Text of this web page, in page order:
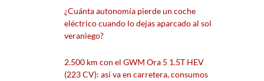
¿Cuánta autonomía pierde un coche
eléctrico cuando lo dejas aparcado al sol
veraniego?
2.500 km con el GWM Ora 5 1.5T HEV
(223 CV): así va en carretera, consumos